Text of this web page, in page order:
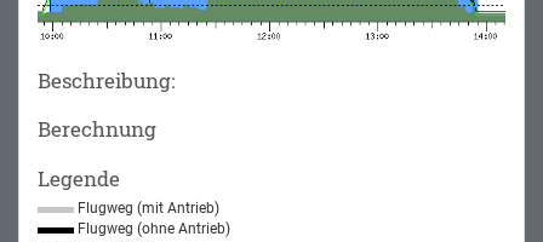
Beschreibung:
Berechnung
Legende
Flugweg (mit Antrieb)
Flugweg (ohne Antrieb)